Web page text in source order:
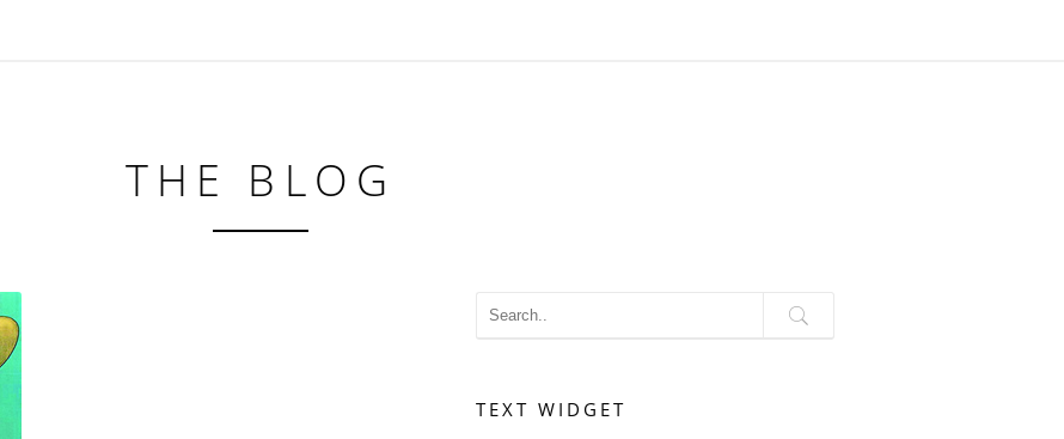
THE BLOG
TEXT WIDGET